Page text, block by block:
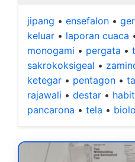
jipang • ensefalon •
keluar • laporan cuaca
monogami • pergata •
sakrokoksigeal •
ketegar • pentagon •
rajawali • destar •
pancarona • tela •